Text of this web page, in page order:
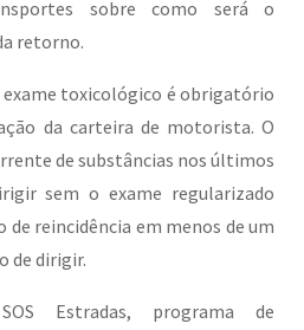
sobre como será o
retorno.
toxicológico é obrigatório
da carteira de motorista. O
de substâncias nos últimos
sem o exame regularizado
reincidência em menos de um
de dirigir.
Estradas, programa de